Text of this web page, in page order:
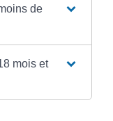
de
mois et